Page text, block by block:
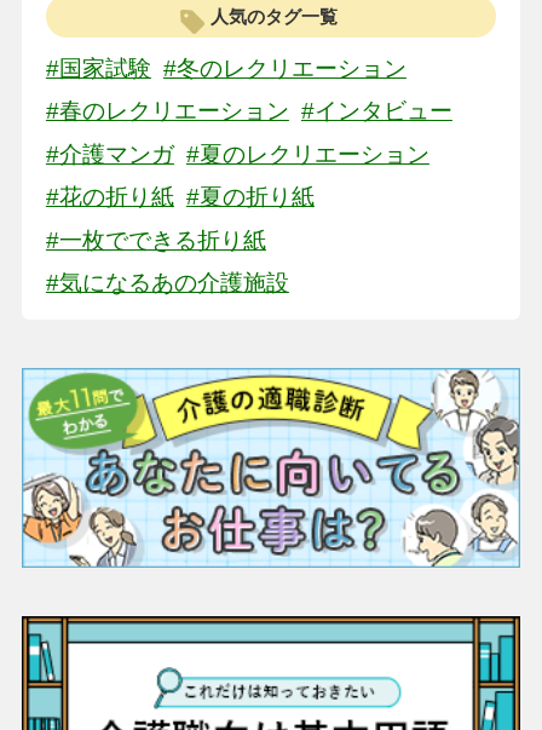
人気のタグ一覧
#国家試験 #冬のレクリエーション
#春のレクリエーション #インタビュー
#介護マンガ #夏のレクリエーション
#花の折り紙 #夏の折り紙
#一枚でできる折り紙
#気になるあの介護施設